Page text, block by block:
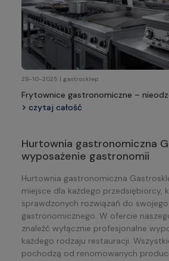
29-10-2025 | gastrosklep
Frytownice gastronomiczne –
profesjonalnej kuchni
czytaj całość
Hurtownia gastronomiczna
wyposażenie gastronomii
Hurtownia gastronomiczna
miejsce dla każdego przedsiębiorcy,
sprawdzonych rozwiązań do
gastronomicznego. W ofercie
znaleźć wyłącznie profesjonalne
każdego rodzaju restauracji.
pochodzą od renomowanych